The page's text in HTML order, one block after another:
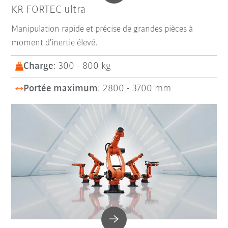
KR FORTEC ultra
Manipulation rapide et précise de grandes pièces à
moment d’inertie élevé.
Charge: 300 - 800 kg
Portée maximum: 2800 - 3700 mm